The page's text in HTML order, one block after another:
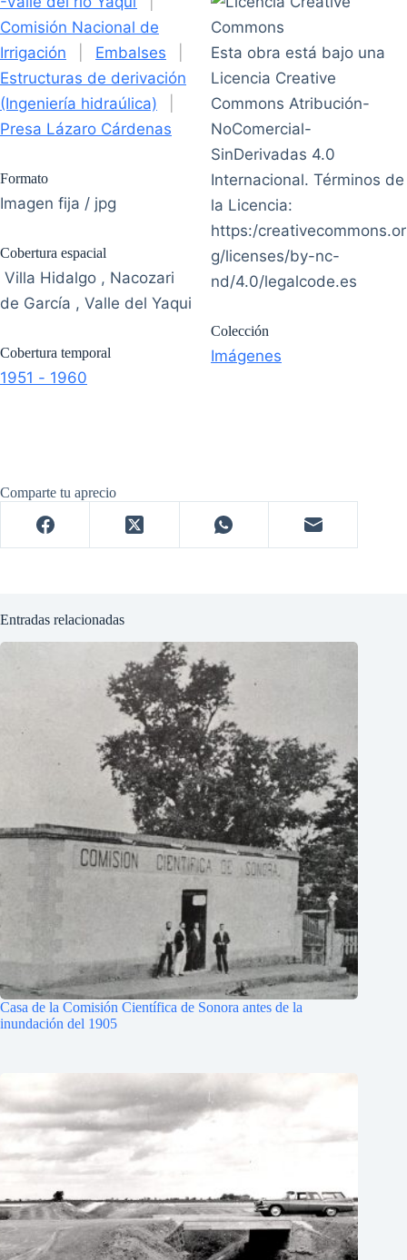
Comisión Nacional de
Irrigación
Embalses
Estructuras de derivación
(Ingeniería hidraúlica)
Presa Lázaro Cárdenas
Formato
Imagen fija / jpg
Cobertura espacial
Villa Hidalgo , Nacozari
de García , Valle del Yaqui
Cobertura temporal
1951 - 1960
Esta obra está bajo una
Licencia Creative
Commons Atribución-
NoComercial-
SinDerivadas 4.0
Internacional. Términos de
la Licencia:
https:/creativecommons.or
g/licenses/by-nc-
nd/4.0/legalcode.es
Colección
Imágenes
Comparte tu aprecio
Entradas relacionadas
Casa de la Comisión Científica de Sonora antes de la
inundación del 1905